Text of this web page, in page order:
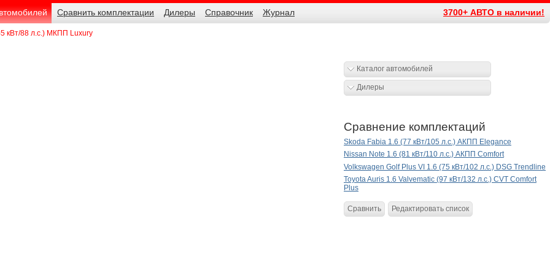
Сравнить комплектации Дилеры Справочник Журнал 3700+ АВТО в наличии!
кВт/88 л.с.) МКПП Luxury
Каталог автомобилей
Дилеры
Сравнение комплектаций
Skoda Fabia 1.6 (77 кВт/105 л.с.) АКПП Elegance
Nissan Note 1.6 (81 кВт/110 л.с.) АКПП Comfort
Volkswagen Golf Plus VI 1.6 (75 кВт/102 л.с.) DSG Trendline
Toyota Auris 1.6 Valvematic (97 кВт/132 л.с.) CVT Comfort
Plus
Сравнить Редактировать список